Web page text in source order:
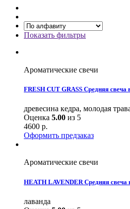
Показать фильтры
Ароматические свечи
FRESH CUT GRASS Средняя свеча
древесина кедра, молодая
Оценка 5.00 из 5
4600 р.
Оформить предзаказ
Ароматические свечи
HEATH LAVENDER Средняя свеча
лаванда